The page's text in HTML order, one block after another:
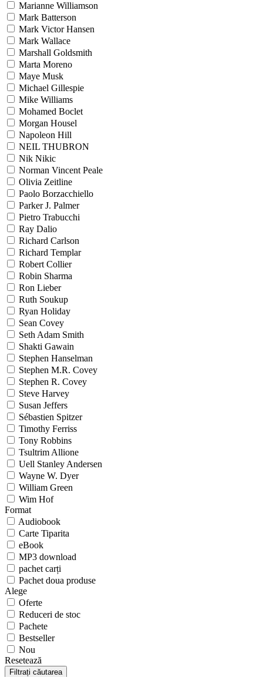
Marianne Williamson
Mark Batterson
Mark Victor Hansen
Mark Wallace
Marshall Goldsmith
Marta Moreno
Maye Musk
Michael Gillespie
Mike Williams
Mohamed Boclet
Morgan Housel
Napoleon Hill
NEIL THUBRON
Nik Nikic
Norman Vincent Peale
Olivia Zeitline
Paolo Borzacchiello
Parker J. Palmer
Pietro Trabucchi
Ray Dalio
Richard Carlson
Richard Templar
Robert Collier
Robin Sharma
Ron Lieber
Ruth Soukup
Ryan Holiday
Sean Covey
Seth Adam Smith
Shakti Gawain
Stephen Hanselman
Stephen M.R. Covey
Stephen R. Covey
Steve Harvey
Susan Jeffers
Sébastien Spitzer
Timothy Ferriss
Tony Robbins
Tsultrim Allione
Uell Stanley Andersen
Wayne W. Dyer
William Green
Wim Hof
Format
Audiobook
Carte Tiparita
eBook
MP3 download
pachet carți
Pachet doua produse
Alege
Oferte
Reduceri de stoc
Pachete
Bestseller
Nou
Resetează
Filtrați căutarea